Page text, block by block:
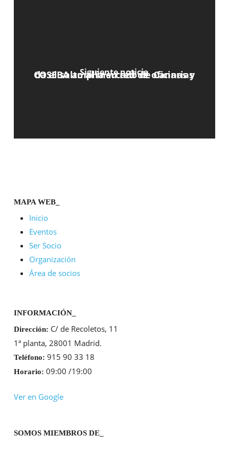
Siguiente noticia
COSEBA amplía su red de oﬁcinas y da el salto al mercado de Canarias
MAPA WEB_
Inicio
Eventos
Ser Socio
Organización
Área de socios
INFORMACIÓN_
Dirección: C/ de Recoletos, 11
1ª planta, 28001 Madrid.
Teléfono: 915 90 33 18
Horario: 09:00 /19:00
Ver en Google
SOMOS MIEMBROS DE_